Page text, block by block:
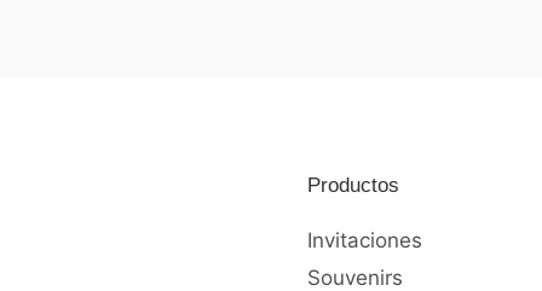
Productos
Invitaciones
Souvenirs